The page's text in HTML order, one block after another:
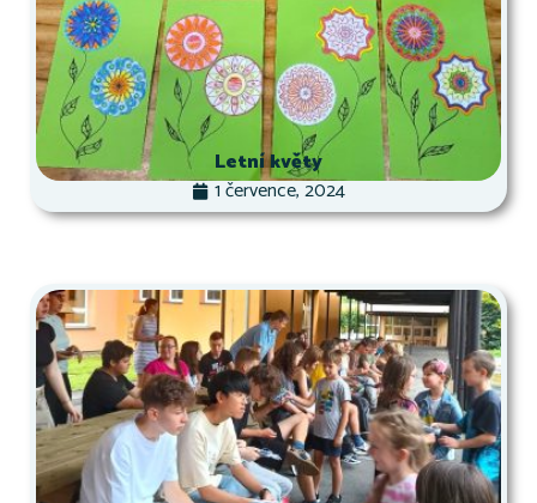
Letní květy
1 července, 2024